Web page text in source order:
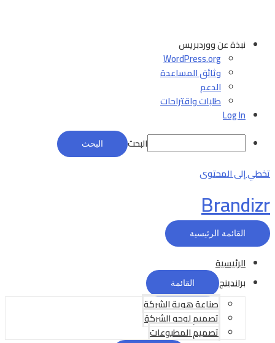
نبذة عن ووردبريس
WordPress.org
وثائق المساعدة
الدعم
طلبات واقتراحات
Log In
البحث
تخطي إلى المحتوى
Brandizr
القائمة الرئيسية
الرئيسية
براندينج
القائمة
صناعة هوية الشركة
تصميم لوجو الشركة
تصميم المطبوعات